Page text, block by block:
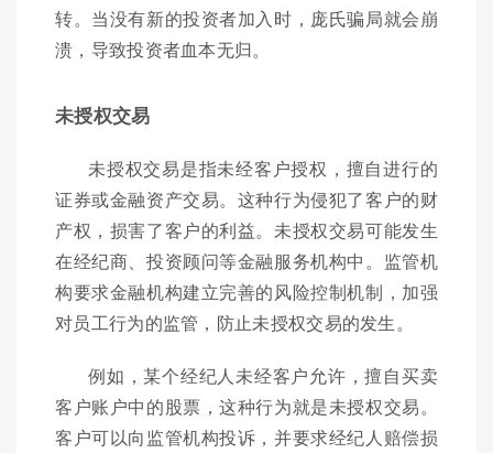
转。当没有新的投资者加入时，庞氏骗局就会崩
溃，导致投资者血本无归。
未授权交易
未授权交易是指未经客户授权，擅自进行的
证券或金融资产交易。这种行为侵犯了客户的财
产权，损害了客户的利益。未授权交易可能发生
在经纪商、投资顾问等金融服务机构中。监管机
构要求金融机构建立完善的风险控制机制，加强
对员工行为的监管，防止未授权交易的发生。
例如，某个经纪人未经客户允许，擅自买卖
客户账户中的股票，这种行为就是未授权交易。
客户可以向监管机构投诉，并要求经纪人赔偿损